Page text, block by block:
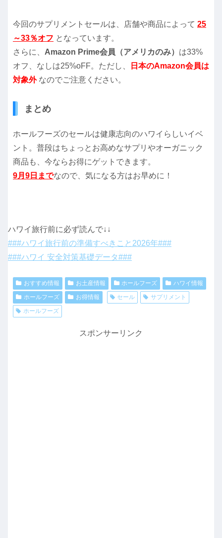
今回のサプリメントセールは、店舗や商品によって 25
～33％オフ となっています。
さらに、 Amazon Prime会員（アメリカのみ） は33%
オフ、なしは25%oFF。ただし、
日本のAmazon会員は
対象外なのでご注意ください。
まとめ
ホールフーズのセールは健康志向のハワイらしいイベ
ント。普段はちょっとお高めなサプリやオーガニック
商品も、今ならお得にゲットできます。
9月9日までなので、気になる方はお早めに！
ハワイ旅行前に必ず読んで↓↓
###ハワイ旅行前の準備すべきこと2026年###
###ハワイ 安全対策基礎データ###
おすすめ情報 お土産情報 ホールフーズ
ハワイ情報
ホールフーズ
お得情報 セール
サプリメント
ホールフーズ
スポンサーリンク